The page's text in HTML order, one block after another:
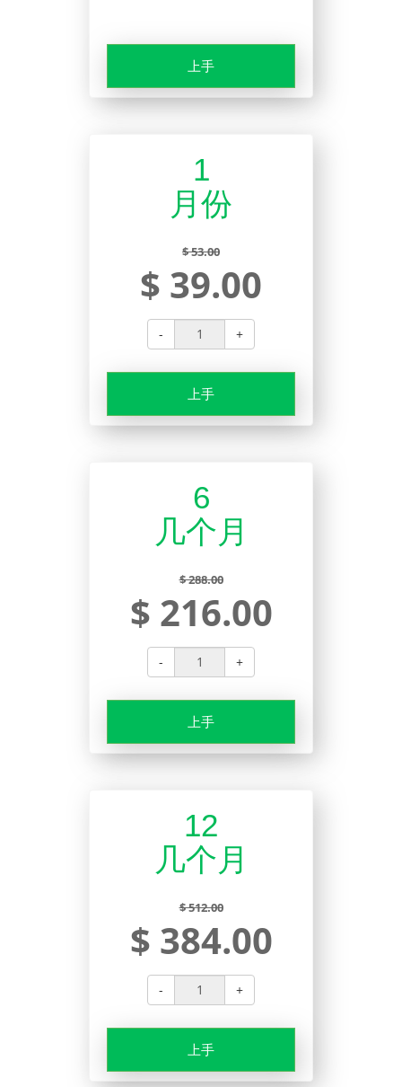
上手
1
月份
$ 53.00
$ 39.00
- +
上手
6
几个月
$ 288.00
$ 216.00
- +
上手
12
几个月
$ 512.00
$ 384.00
- +
上手